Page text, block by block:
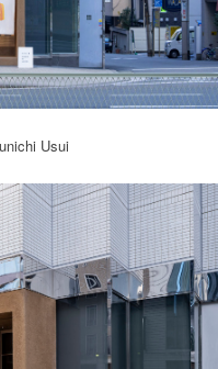
Usui